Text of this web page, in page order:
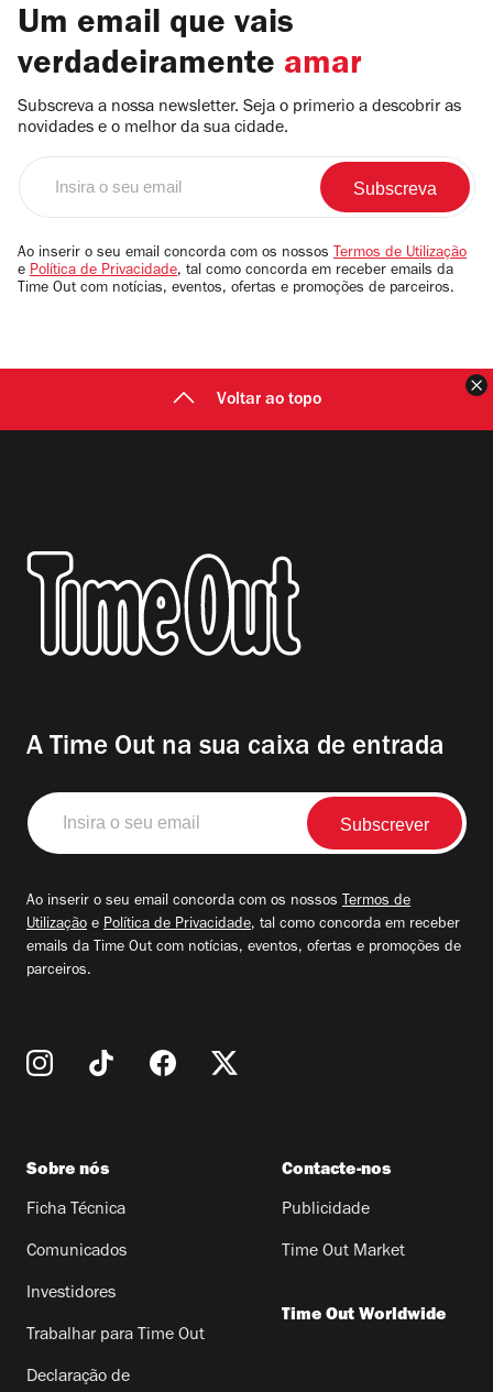
Um email que vais
verdadeiramente amar
Subscreva a nossa newsletter. Seja o primerio a descobrir as
novidades e o melhor da sua cidade.
email
Ao inserir o seu email concorda com os nossos Termos de Utilização
e Política de Privacidade, tal como concorda em receber emails da
Time Out com notícias, eventos, ofertas e promoções de parceiros.
Voltar ao topo
A Time Out na sua caixa de entrada
Insira
o
seu
Ao inserir o seu email concorda com os nossos Termos de
Utilização e Política de Privacidade, tal como concorda em receber
emails da Time Out com notícias, eventos, ofertas e promoções de
parceiros.
Sobre nós
Ficha Técnica
Comunicados
Investidores
Trabalhar para Time Out
Declaração de
Contacte-nos
Publicidade
Time Out Market
Time Out Worldwide